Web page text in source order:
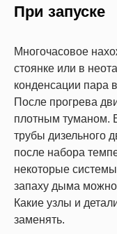
При запуске
Многочасовое
стоянке или в
конденсации пара
После прогрева
плотным туманом.
трубы дизельного
после набора
некоторые
запаху дыма
Какие узлы и
заменять.